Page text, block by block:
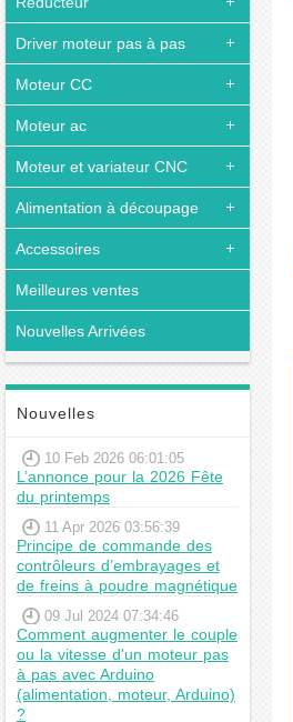
Driver moteur pas à pas
Moteur CC
Moteur ac
Moteur et variateur CNC
Alimentation à découpage
Accessoires
Meilleures ventes
Nouvelles Arrivées
Nouvelles
10 Feb 2026 06:01:05
L’annonce pour la 2026 Fête
du printemps
11 Apr 2026 03:56:39
Principe de commande des
contrôleurs d’embrayages et
de freins à poudre magnétique
09 Jul 2024 07:34:46
Comment augmenter le couple
ou la vitesse d'un moteur pas
à pas avec Arduino
(alimentation, moteur, Arduino)
?